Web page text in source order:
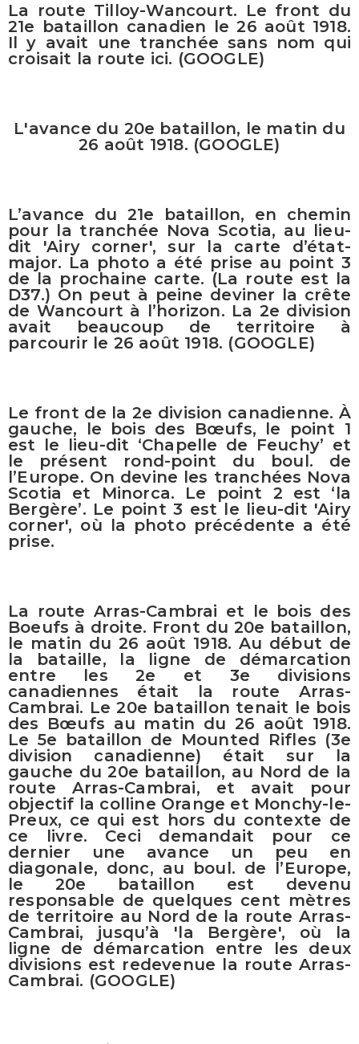
La route Tilloy-Wancourt. Le front du
21e bataillon canadien le 26 août 1918.
Il y avait une tranchée sans nom qui
croisait la route ici. (GOOGLE)
L'avance du 20e bataillon, le matin du
26 août 1918. (GOOGLE)
L’avance du 21e bataillon, en chemin
pour la tranchée Nova Scotia, au lieu-
dit 'Airy corner', sur la carte d’état-
major. La photo a été prise au point 3
de la prochaine carte. (La route est la
D37.) On peut à peine deviner la crête
de Wancourt à l’horizon. La 2e division
avait beaucoup de territoire à
parcourir le 26 août 1918. (GOOGLE)
Le front de la 2e division canadienne. À
gauche, le bois des Bœufs, le point 1
est le lieu-dit ‘Chapelle de Feuchy’ et
le présent rond-point du boul. de
l’Europe. On devine les tranchées Nova
Scotia et Minorca. Le point 2 est ‘la
Bergère’. Le point 3 est le lieu-dit 'Airy
corner', où la photo précédente a été
prise.
La route Arras-Cambrai et le bois des
Boeufs à droite. Front du 20e bataillon,
le matin du 26 août 1918. Au début de
la bataille, la ligne de démarcation
entre les 2e et 3e divisions
canadiennes était la route Arras-
Cambrai. Le 20e bataillon tenait le bois
des Bœufs au matin du 26 août 1918.
Le 5e bataillon de Mounted Rifles (3e
division canadienne) était sur la
gauche du 20e bataillon, au Nord de la
route Arras-Cambrai, et avait pour
objectif la colline Orange et Monchy-le-
Preux, ce qui est hors du contexte de
ce livre. Ceci demandait pour ce
dernier une avance un peu en
diagonale, donc, au boul. de l’Europe,
le 20e bataillon est devenu
responsable de quelques cent mètres
de territoire au Nord de la route Arras-
Cambrai, jusqu’à 'la Bergère', où la
ligne de démarcation entre les deux
divisions est redevenue la route Arras-
Cambrai. (GOOGLE)